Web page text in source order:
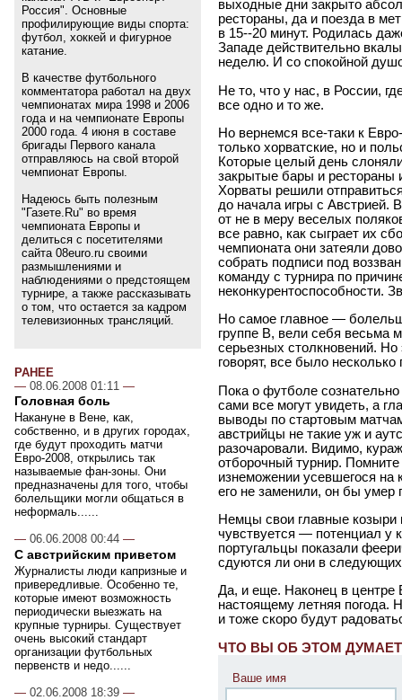
Россия". Основные
профилирующие виды спорта:
футбол, хоккей и фигурное
катание.
В качестве футбольного
комментатора работал на двух
чемпионатах мира 1998 и 2006
года и на чемпионате Европы
2000 года. 4 июня в составе
бригады Первого канала
отправляюсь на свой второй
чемпионат Европы.
Надеюсь быть полезным
"Газете.Ru" во время
чемпионата Европы и
делиться с посетителями
сайта 08euro.ru своими
размышлениями и
наблюдениями о предстоящем
турнире, а также рассказывать
о том, что остается за кадром
телевизионных трансляций.
РАНЕЕ
— 08.06.2008 01:11 —
Головная боль
Накануне в Вене, как,
собственно, и в других городах,
где будут проходить матчи
Евро-2008, открылись так
называемые фан-зоны. Они
предназначены для того, чтобы
болельщики могли общаться в
неформаль......
— 06.06.2008 00:44 —
С австрийским приветом
Журналисты люди капризные и
привередливые. Особенно те,
которые имеют возможность
периодически выезжать на
крупные турниры. Существует
очень высокий стандарт
организации футбольных
первенств и недо......
— 02.06.2008 18:39 —
выходные дни закрыто
рестораны, да и поезда в
в 15--20 минут. Родилась
Западе действительно
неделю. И со спокойной
Не то, что у нас, в России,
все одно и то же.
Но вернемся все-таки к
только хорватские, но и
Которые целый день
закрытые бары и рестораны
Хорваты решили
до начала игры с Австрией.
от не в меру веселых
все равно, как сыграет их
чемпионата они затеяли
собрать подписи под
команду с турнира по
неконкурентоспособности.
Но самое главное —
группе B, вели себя весьма
серьезных столкновений.
говорят, все было несколько
Пока о футболе
сами все могут увидеть, а
выводы по стартовым
австрийцы не такие уж и
разочаровали. Видимо,
отборочный турнир.
изнеможении усевшегося
его не заменили, он бы умер
Немцы свои главные козыри
чувствуется — потенциал у
португальцы показали
сдуются ли они в
Да, и еще. Наконец в центре
настоящему летняя погода.
и тоже скоро будут
ЧТО ВЫ ОБ ЭТОМ
Ваше имя